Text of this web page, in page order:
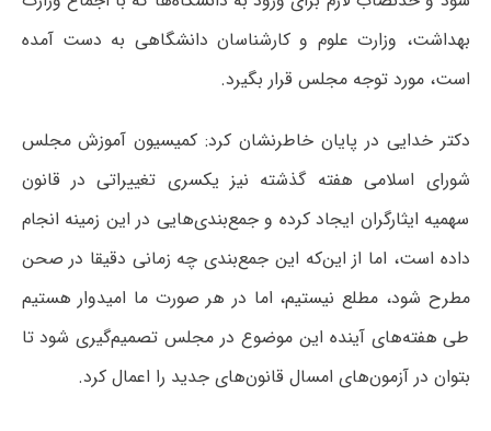
بهداشت، وزارت علوم و کارشناسان دانشگاهی به دست آمده
است، مورد توجه مجلس قرار بگیرد.
دکتر خدایی در پایان خاطرنشان کرد: کمیسیون آموزش مجلس
شورای اسلامی هفته گذشته نیز یکسری تغییراتی در قانون
سهمیه ایثارگران ایجاد کرده و جمع‌بندی‌هایی در این زمینه انجام
داده است، اما از این‌که این جمع‌بندی چه زمانی دقیقا در صحن
مطرح شود، مطلع نیستیم، اما در هر صورت ما امیدوار هستیم
طی هفته‌های آینده این موضوع در مجلس تصمیم‌گیری شود تا
بتوان در آزمون‌های امسال قانون‌های جدید را اعمال کرد.